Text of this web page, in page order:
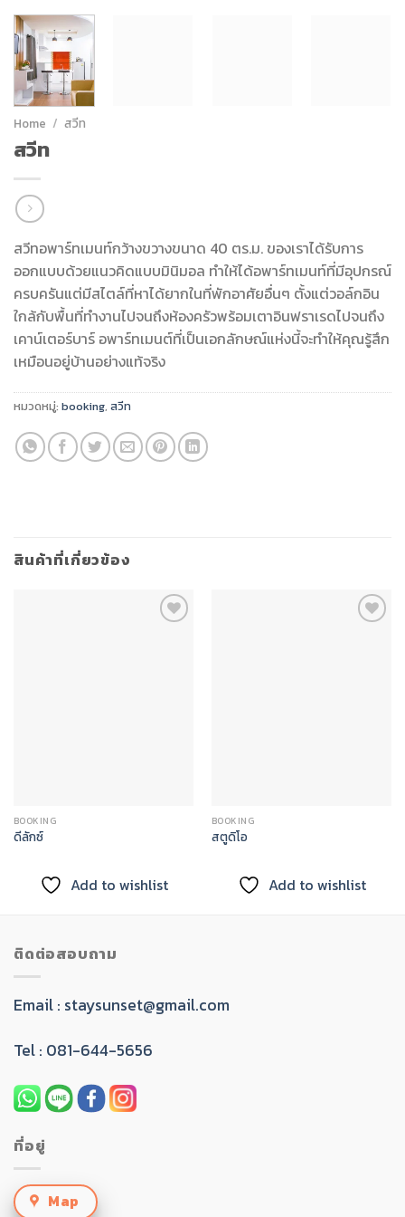
Home / สวีท
สวีท
สวีทอพาร์ทเมนท์กว้างขวางขนาด 40 ตร.ม. ของเราได้รับการ
ออกแบบด้วยแนวคิดแบบมินิมอล ทำให้ได้อพาร์ทเมนท์ที่มีอุปกรณ์
ครบครันแต่มีสไตล์ที่หาได้ยากในที่พักอาศัยอื่นๆ ตั้งแต่วอล์กอิน
ใกล้กับพื้นที่ทำงานไปจนถึงห้องครัวพร้อมเตาอินฟราเรดไปจนถึง
เคาน์เตอร์บาร์ อพาร์ทเมนต์ที่เป็นเอกลักษณ์แห่งนี้จะทำให้คุณรู้สึก
เหมือนอยู่บ้านอย่างแท้จริง
หมวดหมู่: booking, สวีท
สินค้าที่เกี่ยวข้อง
BOOKING
ดีลักซ์
Add to wishlist
BOOKING
สตูดิโอ
Add to wishlist
ติดต่อสอบถาม
Email : staysunset@gmail.com
Tel : 081-644-5656
ที่อยู่
Map